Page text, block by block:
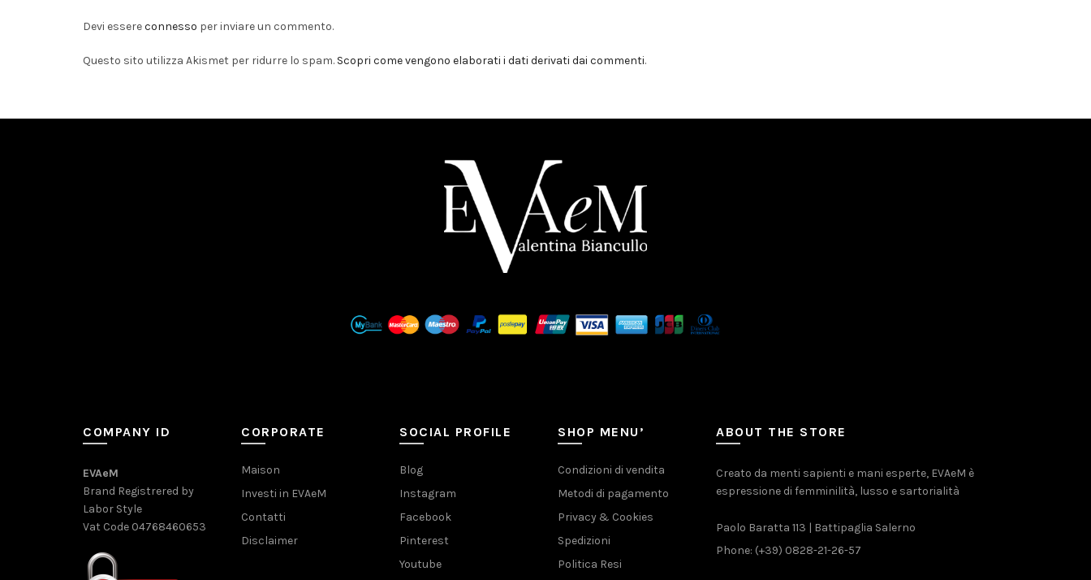
Devi essereconnesso per inviare un commento.
Questo sito utilizza Akismet per ridurre lo spam. Scopri come vengono elaborati i dati derivati dai commenti.
COMPANY ID
EVAeM
Brand Registrered by
Labor Style
Vat Code 04768460653
CORPORATE
Maison
Investi in EVAeM
Contatti
Disclaimer
SOCIAL PROFILE
Blog
Instagram
Facebook
Pinterest
Youtube
SHOP MENU’
Condizioni di vendita
Metodi di pagamento
Privacy & Cookies
Spedizioni
Politica Resi
ABOUT THE STORE
Creato da menti sapienti e mani esperte, EVAeM è
espressione di femminilità, lusso e sartorialità
Paolo Baratta 113 | Battipaglia Salerno
Phone: (+39) 0828-21-26-57